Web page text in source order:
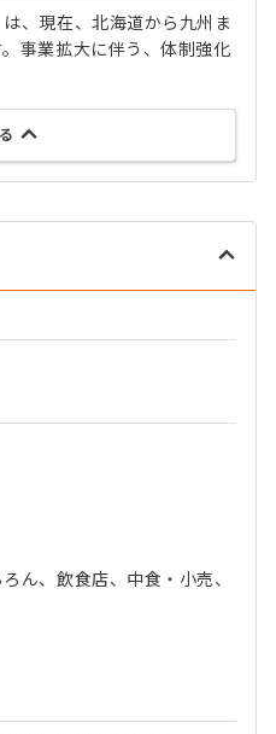
、現在、北海道から九州ま
事業拡大に伴う、体制強化
ん、飲食店、中食・小売、